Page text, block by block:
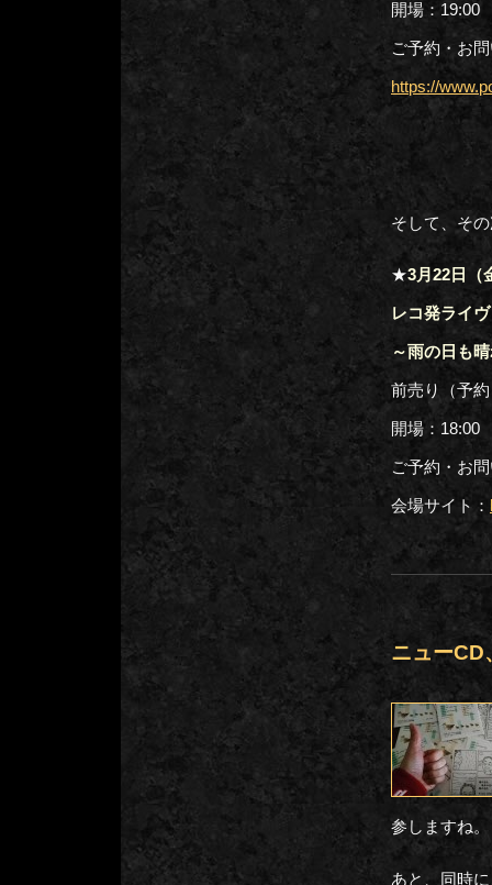
開場：19:00
ご予約・お
https://
そして、そ
★3月22日（
レコ発ライ
～雨の日も
前売り（予
開場：18:00
ご予約・お
会場サイト：
ニューCD
参しますね。
あと、同時